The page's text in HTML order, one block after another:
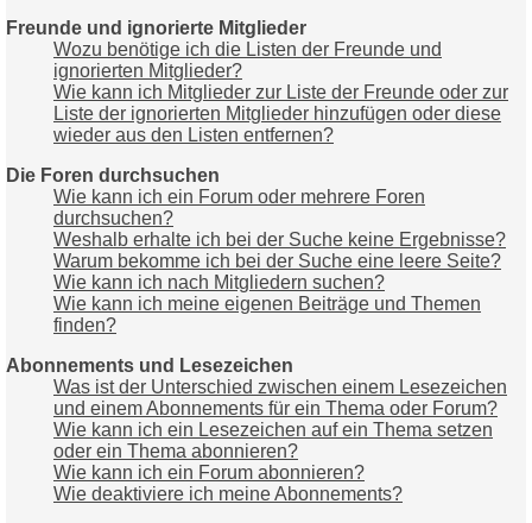
Freunde und ignorierte Mitglieder
Wozu benötige ich die Listen der Freunde und
ignorierten Mitglieder?
Wie kann ich Mitglieder zur Liste der Freunde oder zur
Liste der ignorierten Mitglieder hinzufügen oder diese
wieder aus den Listen entfernen?
Die Foren durchsuchen
Wie kann ich ein Forum oder mehrere Foren
durchsuchen?
Weshalb erhalte ich bei der Suche keine Ergebnisse?
Warum bekomme ich bei der Suche eine leere Seite?
Wie kann ich nach Mitgliedern suchen?
Wie kann ich meine eigenen Beiträge und Themen
finden?
Abonnements und Lesezeichen
Was ist der Unterschied zwischen einem Lesezeichen
und einem Abonnements für ein Thema oder Forum?
Wie kann ich ein Lesezeichen auf ein Thema setzen
oder ein Thema abonnieren?
Wie kann ich ein Forum abonnieren?
Wie deaktiviere ich meine Abonnements?